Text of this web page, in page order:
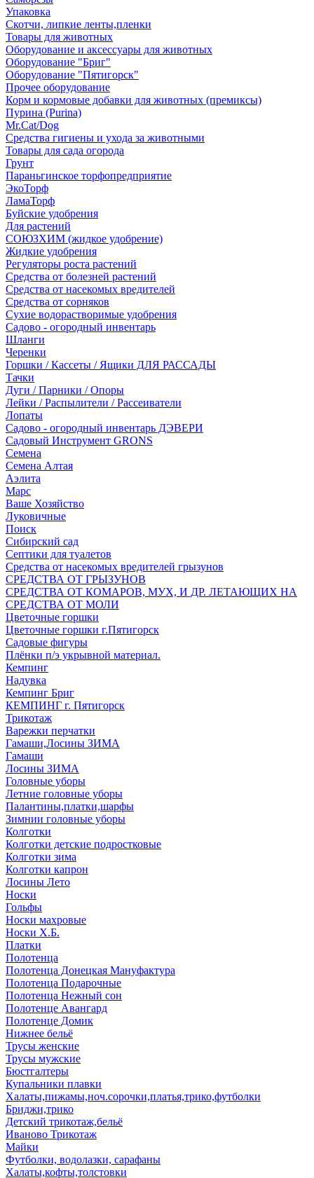
Упаковка
Скотчи, липкие ленты,пленки
Товары для животных
Оборудование и аксессуары для животных
Оборудование "Бриг"
Оборудование "Пятигорск"
Прочее оборудование
Корм и кормовые добавки для животных (премиксы)
Пурина (Purina)
Mr.Cat/Dog
Средства гигиены и ухода за животными
Товары для сада огорода
Грунт
Параньгинское торфопредприятие
ЭкоТорф
ЛамаТорф
Буйские удобрения
Для растений
СОЮЗХИМ (жидкое удобрение)
Жидкие удобрения
Регуляторы роста растений
Средства от болезней растений
Средства от насекомых вредителей
Средства от сорняков
Сухие водорастворимые удобрения
Садово - огородный инвентарь
Шланги
Черенки
Горшки / Кассеты / Ящики ДЛЯ РАССАДЫ
Тачки
Дуги / Парники / Опоры
Лейки / Распылители / Рассеиватели
Лопаты
Садово - огородный инвентарь ДЭВЕРИ
Садовый Инструмент GRONS
Семена
Семена Алтая
Аэлита
Марс
Ваше Хозяйство
Луковичные
Поиск
Сибирский сад
Септики для туалетов
Средства от насекомых вредителей грызунов
СPEДСТВА ОТ ГРЫЗУНОВ
СРЕДСТВА ОТ КОМАРОВ, МУХ, И ДР. ЛЕТАЮЩИХ НА
СРЕДСТВА ОТ МОЛИ
Цветочные горшки
Цветочные горшки г.Пятигорск
Садовые фигуры
Плёнки п/э укрывной материал.
Кемпинг
Надувка
Кемпинг Бриг
КЕМПИНГ г. Пятигорск
Трикотаж
Варежки перчатки
Гамаши,Лосины ЗИМА
Гамаши
Лосины ЗИМА
Головные уборы
Летние головные уборы
Палантины,платки,шарфы
Зимнии головные уборы
Колготки
Колготки детские подростковые
Колготки зима
Колготки капрон
Лосины Лето
Носки
Гольфы
Носки махровые
Носки Х.Б.
Платки
Полотенца
Полотенца Донецкая Мануфактура
Полотенца Подарочные
Полотенца Нежный сон
Полотенце Авангард
Полотенце Домик
Нижнее бельё
Трусы женские
Трусы мужские
Бюстгалтеры
Купальники плавки
Халаты,пижамы,ноч.сорочки,платья,трико,футболки
Бриджи,трико
Детский трикотаж,бельё
Иваново Трикотаж
Майки
Футболки, водолазки, сарафаны
Халаты,кофты,толстовки